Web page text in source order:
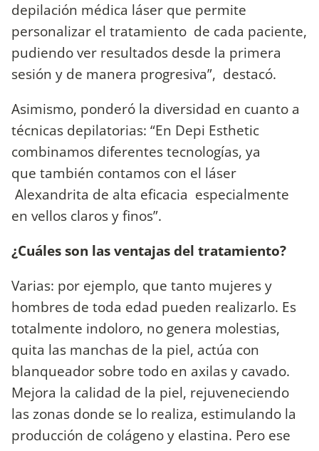
depilación médica láser que permite
personalizar el tratamiento de cada paciente,
pudiendo ver resultados desde la primera
sesión y de manera progresiva”, destacó.
Asimismo, ponderó la diversidad en cuanto a
técnicas depilatorias: “En Depi Esthetic
combinamos diferentes tecnologías, ya
que también contamos con el láser
Alexandrita de alta eficacia especialmente
en vellos claros y finos”.
¿Cuáles son las ventajas del tratamiento?
Varias: por ejemplo, que tanto mujeres y
hombres de toda edad pueden realizarlo. Es
totalmente indoloro, no genera molestias,
quita las manchas de la piel, actúa con
blanqueador sobre todo en axilas y cavado.
Mejora la calidad de la piel, rejuveneciendo
las zonas donde se lo realiza, estimulando la
producción de colágeno y elastina. Pero ese